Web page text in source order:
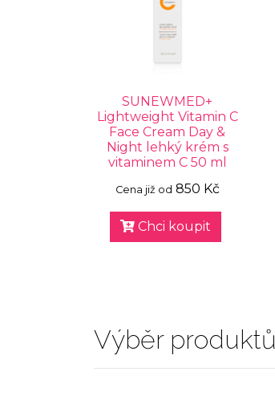
SUNEWMED+
Lightweight Vitamin C
Face Cream Day &
Night lehký krém s
vitaminem C 50 ml
Cena již od 850 Kč
Chci koupit
Výběr produktů